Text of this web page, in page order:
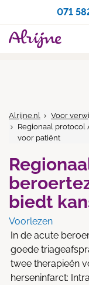
071
Alrijne.nl Voor
Regionaal protocol
voor patiënt
biedt
Voorlezen
In de acute
goede
twee therapieën
herseninfarct: